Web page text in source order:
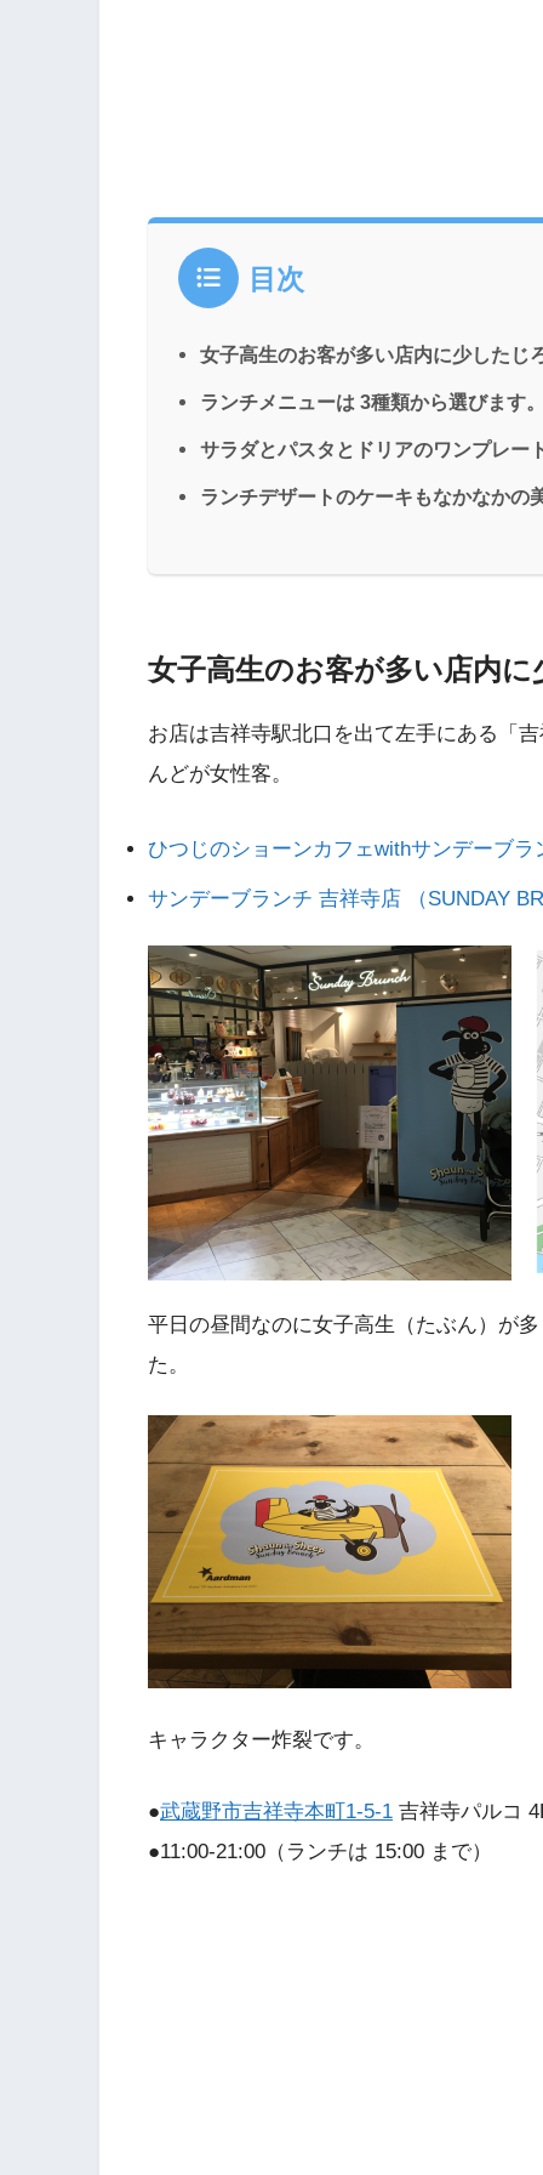
目次
女子高生のお客が多い店内に少したじ
ランチメニューは 3種類から選びます
サラダとパスタとドリアのワンプレー
ランチデザートのケーキもなかなかの
女子高生のお客が多い店内
お店は吉祥寺駅北口を出て左手にある「
んどが女性客。
ひつじのショーンカフェwithサンデーブラ
サンデーブランチ 吉祥寺店 （SUNDAY
平日の昼間なのに女子高生（たぶん）が
た。
キャラクター炸裂です。
●武蔵野市吉祥寺本町1-5-1 吉祥寺パルコ
●11:00-21:00（ランチは 15:00 まで）